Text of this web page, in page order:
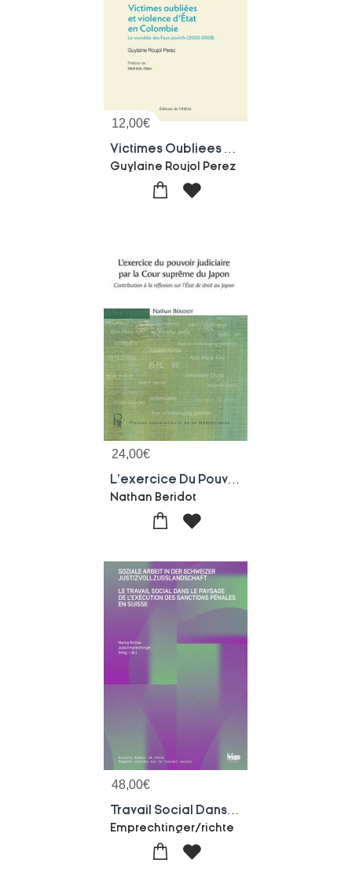
12,00€
Guylaine Roujol Perez
24,00€
Nathan Beridot
48,00€
Emprechtinger/richte